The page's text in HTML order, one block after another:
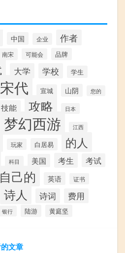
中国 企业 作者
南宋 可能会 品牌
大学 学校 学生
宋代 宣城 山阴 您的
技能 攻略 日本
梦幻西游 江西
玩家 白居易 的人
科目 美国 考生 考试
自己的 英语 证书
诗人 诗词 费用
银行 陆游 黄庭坚
文章